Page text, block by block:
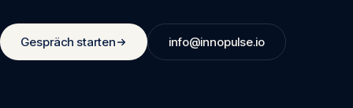
Gespräch starten info@innopulse.io